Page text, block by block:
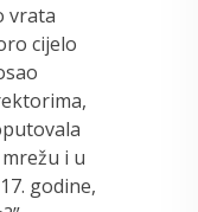
vrata
cijelo
i u
godine,